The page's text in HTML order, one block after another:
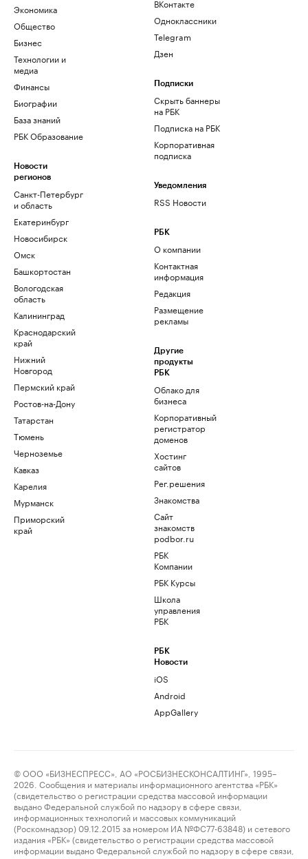
Экономика
Общество
Бизнес
Технологии и
медиа
Финансы
Биографии
База знаний
РБК Образование
Новости
регионов
Санкт-Петербург
и область
Екатеринбург
Новосибирск
Омск
Башкортостан
Вологодская
область
Калининград
Краснодарский
край
Нижний
Новгород
Пермский край
Ростов-на-Дону
Татарстан
Тюмень
Черноземье
Кавказ
Карелия
Мурманск
Приморский
край
ВКонтакте
Одноклассники
Telegram
Дзен
Подписки
Скрыть баннеры
на РБК
Подписка на РБК
Корпоративная
подписка
Уведомления
RSS Новости
РБК
О компании
Контактная
информация
Редакция
Размещение
рекламы
Другие
продукты
РБК
Облако для
бизнеса
Корпоративный
регистратор
доменов
Хостинг
сайтов
Рег.решения
Знакомства
Сайт
знакомств
podbor.ru
РБК
Компании
РБК Курсы
Школа
управления
РБК
РБК
Новости
iOS
Android
AppGallery
© ООО «БИЗНЕСПРЕСС», АО «РОСБИЗНЕСКОНСАЛТИНГ», 1995–
2026. Сообщения и материалы информационного агентства «РБК»
(свидетельство о регистрации средства массовой информации
выдано Федеральной службой по надзору в сфере связи,
информационных технологий и массовых коммуникаций
(Роскомнадзор) 09.12.2015 за номером ИА №ФС77-63848) и сетевого
издания «РБК» (свидетельство о регистрации средства массовой
информации выдано Федеральной службой по надзору в сфере связи,